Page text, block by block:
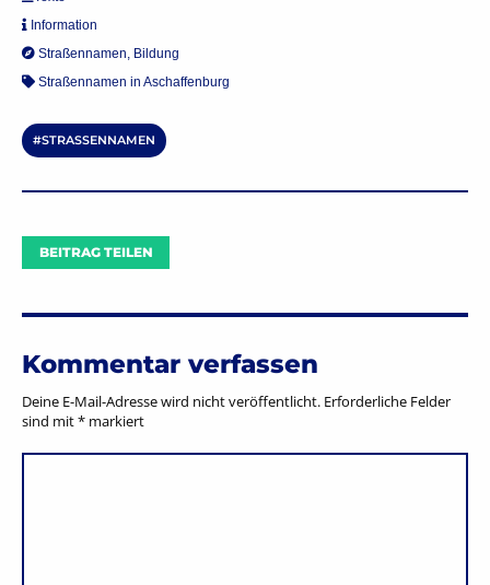
Information
Straßennamen, Bildung
Straßennamen in Aschaffenburg
STRASSENNAMEN
BEITRAG TEILEN
Kommentar verfassen
Deine E-Mail-Adresse wird nicht veröffentlicht. Erforderliche Felder
sind mit* markiert